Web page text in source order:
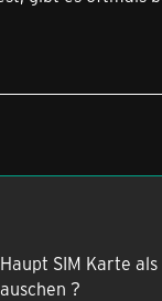
SIM Karte
?